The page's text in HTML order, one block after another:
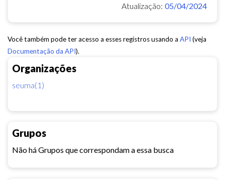
Organizações
seuma(1)
Grupos
Não há Grupos que correspondam a essa busca
Atualização: 05/04/2024
Você também pode ter acesso a esses registros usando a API (veja
Documentação da API).